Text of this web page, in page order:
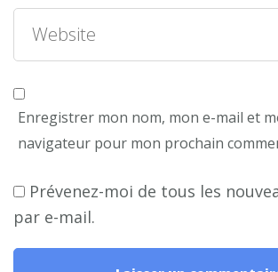
Enregistrer mon nom, mon e-mail et
navigateur pour mon prochain
Prévenez-moi de tous les
par e-mail.